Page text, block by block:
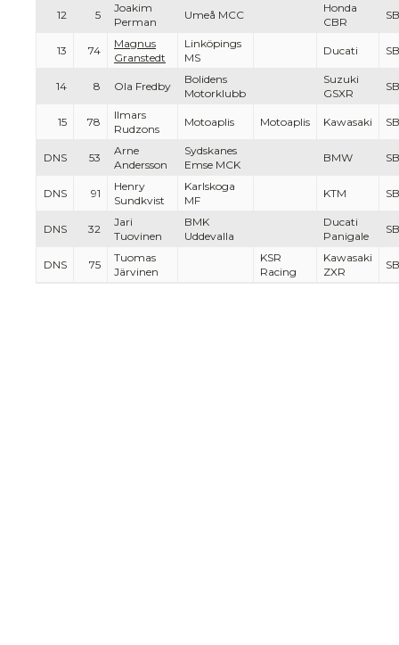
12 5
Joakim
Perman
Umeå MCC
Honda
CBR
SB
13 74
Magnus
Granstedt
Linköpings
MS
Ducati SB
14 8 Ola Fredby
Bolidens
Motorklubb
Suzuki
GSXR
SB
15 78
Ilmars
Rudzons
Motoaplis Motoaplis Kawasaki SB
DNS 53
Arne
Andersson
Sydskanes
Emse MCK
BMW SB
DNS 91
Henry
Sundkvist
Karlskoga
MF
KTM SB
DNS 32
Jari
Tuovinen
BMK
Uddevalla
Ducati
Panigale
SB
DNS 75
Tuomas
Järvinen
KSR
Racing
Kawasaki
ZXR
SB